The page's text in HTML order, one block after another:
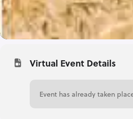
Virtual Event Details
Event has already taken